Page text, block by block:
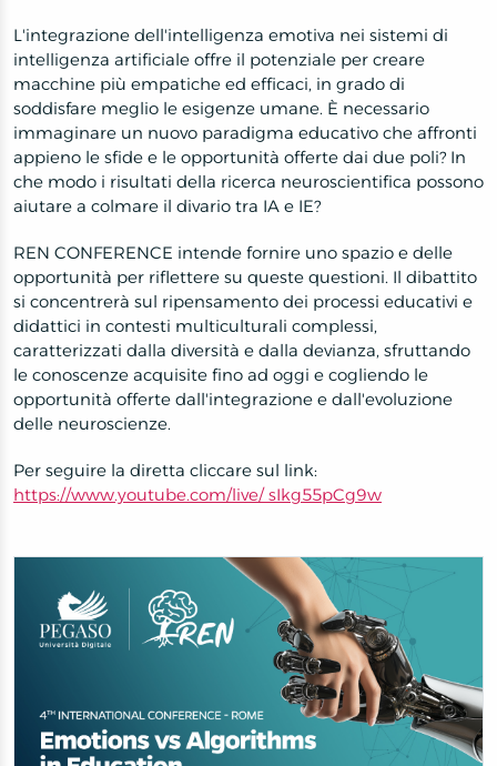
L'integrazione dell'intelligenza emotiva nei sistemi di
intelligenza artificiale offre il potenziale per creare
macchine più empatiche ed efficaci, in grado di
soddisfare meglio le esigenze umane. È necessario
immaginare un nuovo paradigma educativo che affronti
appieno le sfide e le opportunità offerte dai due poli? In
che modo i risultati della ricerca neuroscientifica possono
aiutare a colmare il divario tra IA e IE?
REN CONFERENCE intende fornire uno spazio e delle
opportunità per riflettere su queste questioni. Il dibattito
si concentrerà sul ripensamento dei processi educativi e
didattici in contesti multiculturali complessi,
caratterizzati dalla diversità e dalla devianza, sfruttando
le conoscenze acquisite fino ad oggi e cogliendo le
opportunità offerte dall'integrazione e dall'evoluzione
delle neuroscienze.
Per seguire la diretta cliccare sul link:
https://www.youtube.com/live/ sIkg55pCg9w